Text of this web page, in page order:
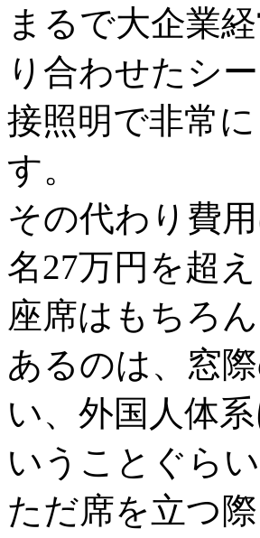
まるで大企業
り合わせたシ
接照明で非常
す。
その代わり費
名27万円を超
座席はもちろ
あるのは、窓
い、外国人体
いうことぐら
ただ席を立つ